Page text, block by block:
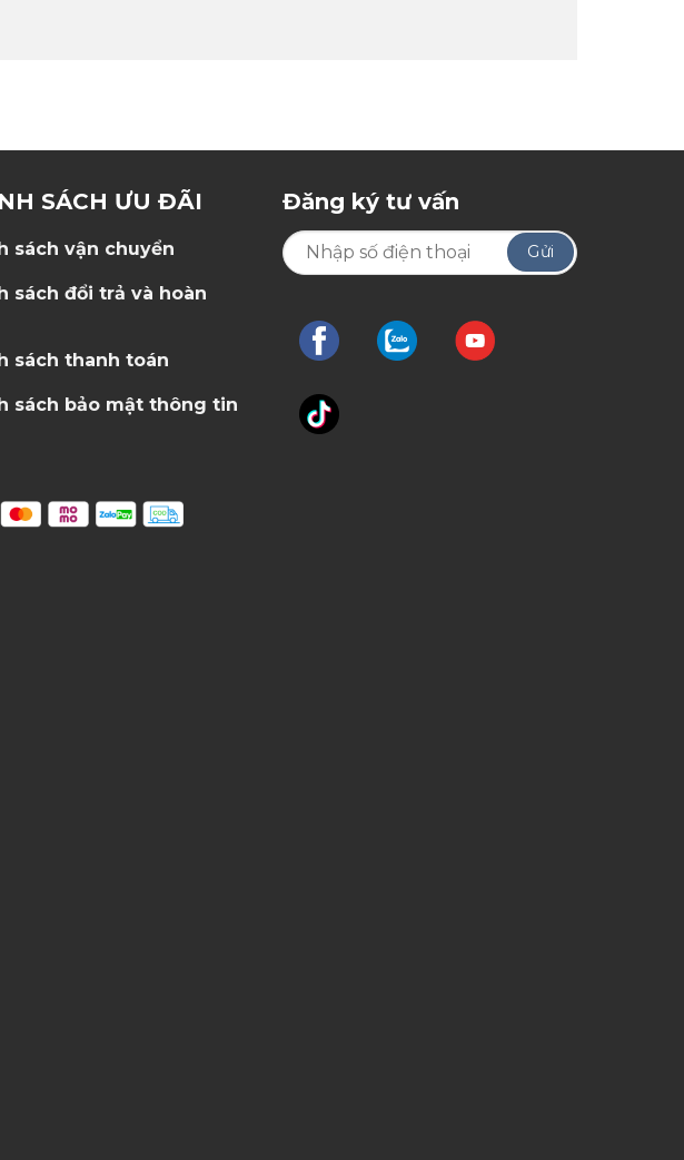
SÁCH ƯU ĐÃI
sách vận chuyển
sách đổi trả và hoàn
sách thanh toán
sách bảo mật thông tin
Đăng ký tư vấn